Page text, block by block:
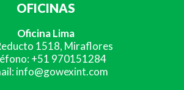
OFICINAS
Oficina Lima
1518, Miraflores
+51 970151284
info@gowexint.com